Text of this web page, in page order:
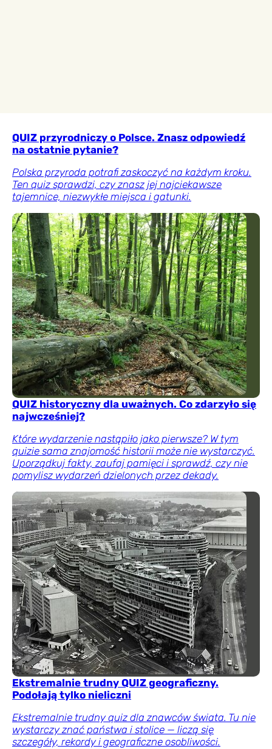
QUIZ przyrodniczy o Polsce. Znasz odpowiedź
na ostatnie pytanie?
Polska przyroda potrafi zaskoczyć na każdym kroku.
Ten quiz sprawdzi, czy znasz jej najciekawsze
tajemnice, niezwykłe miejsca i gatunki.
QUIZ historyczny dla uważnych. Co zdarzyło się
najwcześniej?
Które wydarzenie nastąpiło jako pierwsze? W tym
quizie sama znajomość historii może nie wystarczyć.
Uporządkuj fakty, zaufaj pamięci i sprawdź, czy nie
pomylisz wydarzeń dzielonych przez dekady.
Ekstremalnie trudny QUIZ geograficzny.
Podołają tylko nieliczni
Ekstremalnie trudny quiz dla znawców świata. Tu nie
wystarczy znać państwa i stolice — liczą się
szczegóły, rekordy i geograficzne osobliwości.